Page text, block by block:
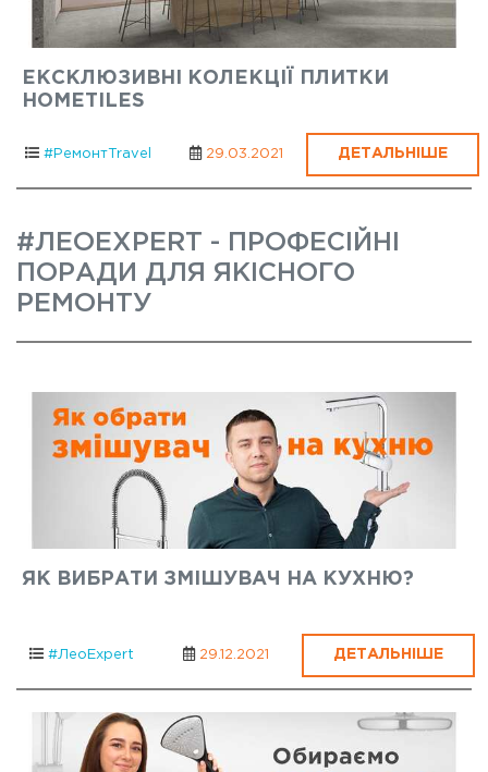
ЕКСКЛЮЗИВНІ КОЛЕКЦІЇ ПЛИТКИ
HOMETILES
#РемонтTravel 29.03.2021 ДЕТАЛЬНІШЕ
#ЛЕОEXPERT - ПРОФЕСІЙНІ
ПОРАДИ ДЛЯ ЯКІСНОГО
РЕМОНТУ
ЯК ВИБРАТИ ЗМІШУВАЧ НА КУХНЮ?
#ЛеоExpert 29.12.2021 ДЕТАЛЬНІШЕ